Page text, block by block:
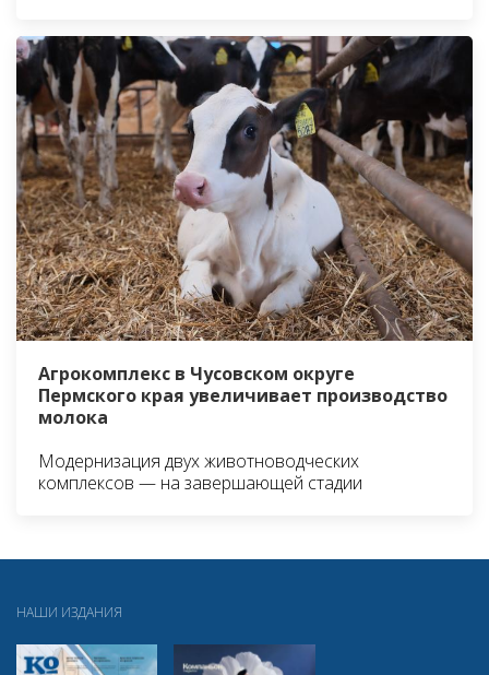
Агрокомплекс в Чусовском округе
Пермского края увеличивает производство
молока
Модернизация двух животноводческих
комплексов — на завершающей стадии
НАШИ ИЗДАНИЯ